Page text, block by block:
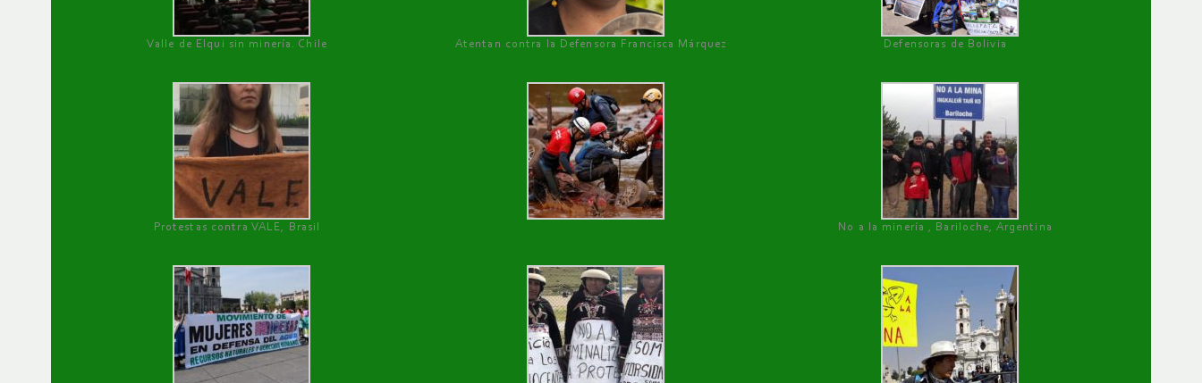
Valle de Elqui sin minería. Chile Atentan contra la Defensora Francisca Márquez Defensoras de Bolivia
Protestas contra VALE, Brasil No a la minería , Bariloche, Argentina